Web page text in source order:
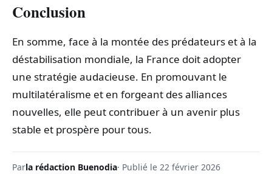
Conclusion
En somme, face à la montée des prédateurs et à la
déstabilisation mondiale, la France doit adopter
une stratégie audacieuse. En promouvant le
multilatéralisme et en forgeant des alliances
nouvelles, elle peut contribuer à un avenir plus
stable et prospère pour tous.
Parla rédaction Buenodia· Publié le 22 février 2026